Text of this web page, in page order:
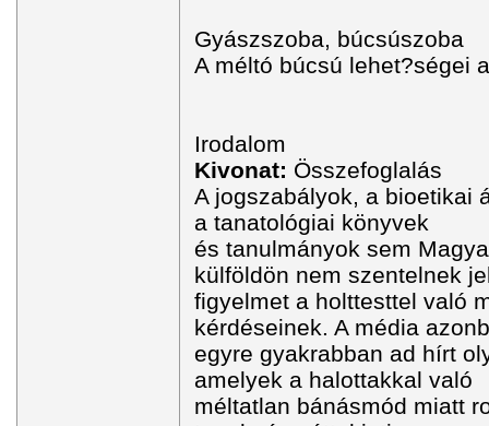
Gyászszoba, búcsúszoba
A méltó búcsú lehet?ségei
Irodalom
Kivonat: Összefoglalás
A jogszabályok, a bioetikai
a tanatológiai könyvek
és tanulmányok sem
külföldön nem szentelnek
figyelmet a holttesttel való
kérdéseinek. A média
egyre gyakrabban ad hírt
amelyek a halottakkal való
méltatlan bánásmód miatt